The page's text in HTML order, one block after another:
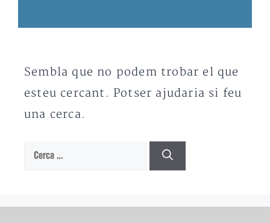
Sembla que no podem trobar el que
esteu cercant. Potser ajudaria si feu
una cerca.
Cerca: